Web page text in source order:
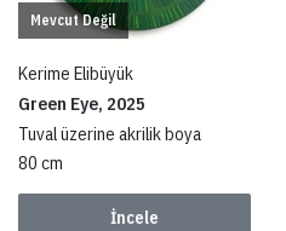
Mevcut Değil
Kerime Elibüyük
Green Eye, 2025
Tuval üzerine akrilik boya
80 cm
İncele